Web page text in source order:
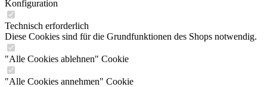
Konfiguration
Technisch erforderlich
Diese Cookies sind für die Grundfunktionen des Shops notwendig.
"Alle Cookies ablehnen" Cookie
"Alle Cookies annehmen" Cookie